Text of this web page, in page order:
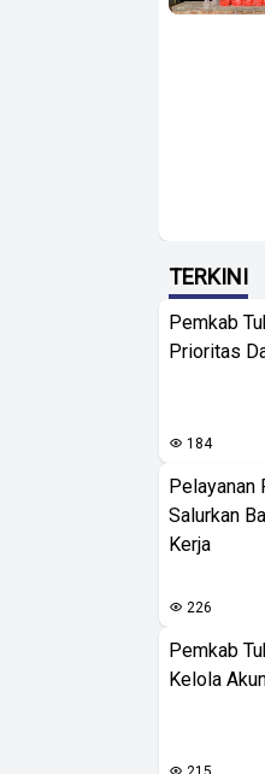
TERKINI
Pemkab
Prioritas
184
Pelayanan
Salurkan
Kerja
226
Pemkab
Kelola